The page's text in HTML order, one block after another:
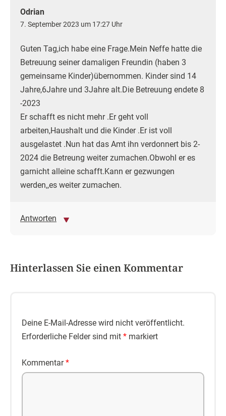
Odrian
7. September 2023 um 17:27 Uhr
Guten Tag,ich habe eine Frage.Mein Neffe hatte die
Betreuung seiner damaligen Freundin (haben 3
gemeinsame Kinder)übernommen. Kinder sind 14
Jahre,6Jahre und 3Jahre alt.Die Betreuung endete 8
-2023
Er schafft es nicht mehr .Er geht voll
arbeiten,Haushalt und die Kinder .Er ist voll
ausgelastet .Nun hat das Amt ihn verdonnert bis 2-
2024 die Betreung weiter zumachen.Obwohl er es
garnicht alleine schafft.Kann er gezwungen
werden,,es weiter zumachen.
Antworten
Hinterlassen Sie einen Kommentar
Deine E-Mail-Adresse wird nicht veröffentlicht.
Erforderliche Felder sind mit * markiert
Kommentar*